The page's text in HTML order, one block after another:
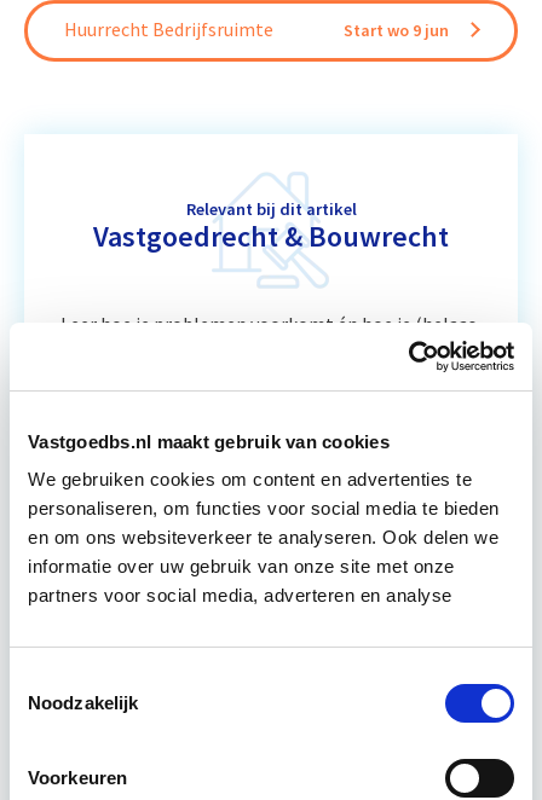
Vastgoedbs.nl maakt gebruik van cookies
We gebruiken cookies om content en advertenties te
personaliseren, om functies voor social media te bieden
en om ons websiteverkeer te analyseren. Ook delen we
informatie over uw gebruik van onze site met onze
partners voor social media, adverteren en analyse
Noodzakelijk
Voorkeuren
Huurrecht Bedrijfsruimte Start wo 9 jun
Relevant bij dit artikel
Vastgoedrecht & Bouwrecht
Leer hoe je problemen voorkomt én hoe je (helaas
onvermijdelijke) incidentele juridische ongelukken
Utrecht en/of online
14 lesdag(en)
wo 16 sep 2026 - Utrecht of Online